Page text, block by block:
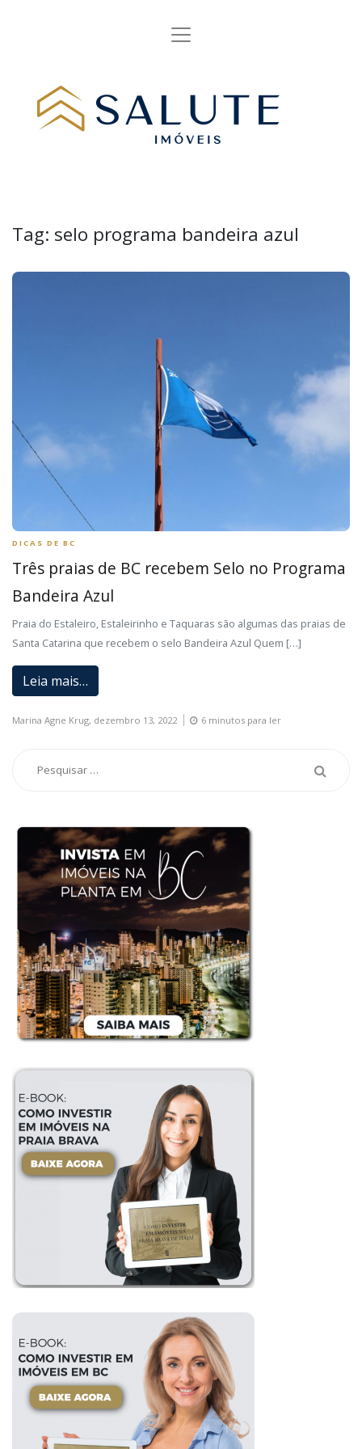
Tag: selo programa bandeira azul
DICAS DE BC
Três praias de BC recebem Selo no Programa
Bandeira Azul
Praia do Estaleiro, Estaleirinho e Taquaras são algumas das praias de
Santa Catarina que recebem o selo Bandeira Azul Quem […]
Leia mais…
Marina Agne Krug, dezembro 13, 2022 6 minutos para ler